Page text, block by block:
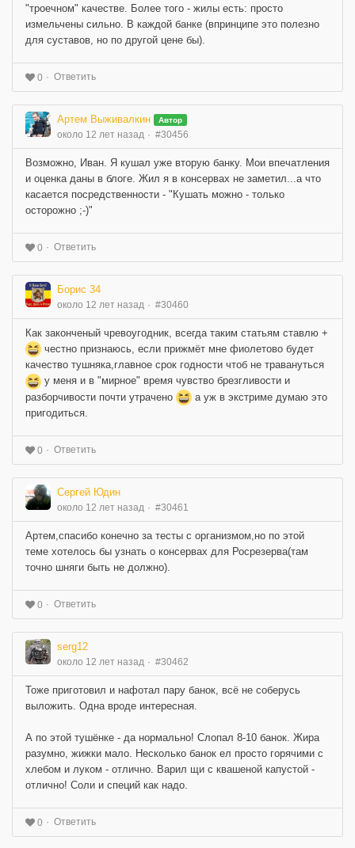
"троечном" качестве. Более того - жилы есть: просто
измельчены сильно. В каждой банке (впринципе это полезно
для суставов, но по другой цене бы).
0 Ответить
Артем Выживалкин Автор
около 12 лет назад #30456
Возможно, Иван. Я кушал уже вторую банку. Мои впечатления
и оценка даны в блоге. Жил я в консервах не заметил...а что
касается посредственности - "Кушать можно - только
осторожно ;-)"
0 Ответить
Борис 34
около 12 лет назад #30460
Как законченый чревоугодник, всегда таким статьям ставлю +
честно признаюсь, если прижмёт мне фиолетово будет
качество тушняка,главное срок годности чтоб не травануться
у меня и в "мирное" время чувство брезгливости и
разборчивости почти утрачено
а уж в экстриме думаю это
пригодиться.
0 Ответить
Сергей Юдин
около 12 лет назад #30461
Артем,спасибо конечно за тесты с организмом,но по этой
теме хотелось бы узнать о консервах для Росрезерва(там
точно шняги быть не должно).
0 Ответить
serg12
около 12 лет назад #30462
Тоже приготовил и нафотал пару банок, всё не соберусь
выложить. Одна вроде интересная.
А по этой тушёнке - да нормально! Слопал 8-10 банок. Жира
разумно, жижки мало. Несколько банок ел просто горячими с
хлебом и луком - отлично. Варил щи с квашеной капустой -
отлично! Соли и специй как надо.
0 Ответить